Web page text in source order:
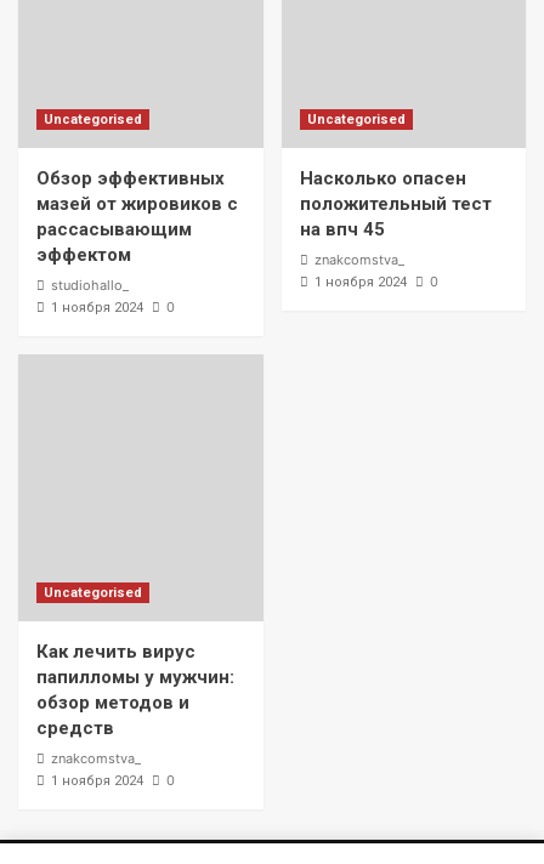
Uncategorised
Обзор эффективных
мазей от жировиков с
рассасывающим
эффектом
studiohallo_
1 ноября 2024 0
Uncategorised
Насколько опасен
положительный тест
на впч 45
znakcomstva_
1 ноября 2024 0
Uncategorised
Как лечить вирус
папилломы у мужчин:
обзор методов и
средств
znakcomstva_
1 ноября 2024 0